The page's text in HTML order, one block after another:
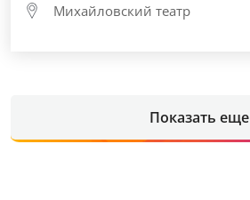
Михайловский театр
Показать еще